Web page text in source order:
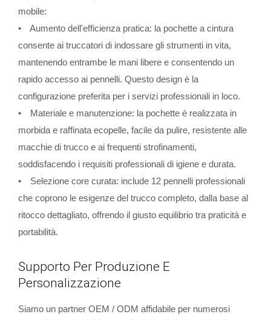
mobile:
• Aumento dell'efficienza pratica: la pochette a cintura
consente ai truccatori di indossare gli strumenti in vita,
mantenendo entrambe le mani libere e consentendo un
rapido accesso ai pennelli. Questo design è la
configurazione preferita per i servizi professionali in loco.
• Materiale e manutenzione: la pochette è realizzata in
morbida e raffinata ecopelle, facile da pulire, resistente alle
macchie di trucco e ai frequenti strofinamenti,
soddisfacendo i requisiti professionali di igiene e durata.
• Selezione core curata: include 12 pennelli professionali
che coprono le esigenze del trucco completo, dalla base al
ritocco dettagliato, offrendo il giusto equilibrio tra praticità e
portabilità.
Supporto Per Produzione E
Personalizzazione
Siamo un partner OEM / ODM affidabile per numerosi